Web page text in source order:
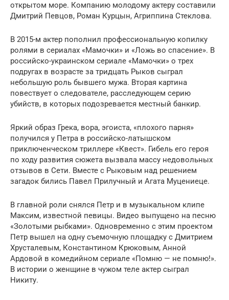
открытом море. Компанию молодому актеру составили
Дмитрий Певцов, Роман Курцын, Агриппина Стеклова.
В 2015-м актер пополнил профессиональную копилку
ролями в сериалах «Мамочки» и «Ложь во спасение». В
российско-украинском сериале «Мамочки» о трех
подругах в возрасте за тридцать Рыков сыграл
небольшую роль бывшего мужа. Вторая картина
повествует о следователе, расследующем серию
убийств, в которых подозревается местный банкир.
Яркий образ Грека, вора, эгоиста, «плохого парня»
получился у Петра в российско-латышском
приключенческом триллере «Квест». Гибель его героя
по ходу развития сюжета вызвала массу недовольных
отзывов в Сети. Вместе с Рыковым над решением
загадок бились Павел Прилучный и Агата Муцениеце.
В главной роли снялся Петр и в музыкальном клипе
Максим, известной певицы. Видео выпущено на песню
«Золотыми рыбками». Одновременно с этим проектом
Петр вышел на одну съемочную площадку с Дмитрием
Хрусталевым, Константином Крюковым, Анной
Ардовой в комедийном сериале «Помню — не помню!».
В истории о женщине в чужом теле актер сыграл
Никиту.